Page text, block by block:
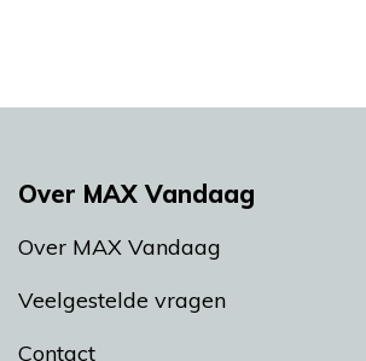
Over MAX Vandaag
Over MAX Vandaag
Veelgestelde vragen
Contact